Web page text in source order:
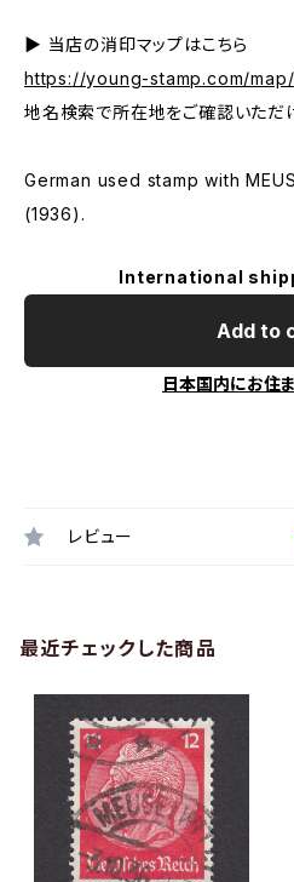
▶ 当店の消印マップはこちら
https://young-stamp.com/
地名検索で所在地をご確認いただ
German used stamp with
(1936).
International
Add to
日本国内にお住
レビュー
最近チェックした商品